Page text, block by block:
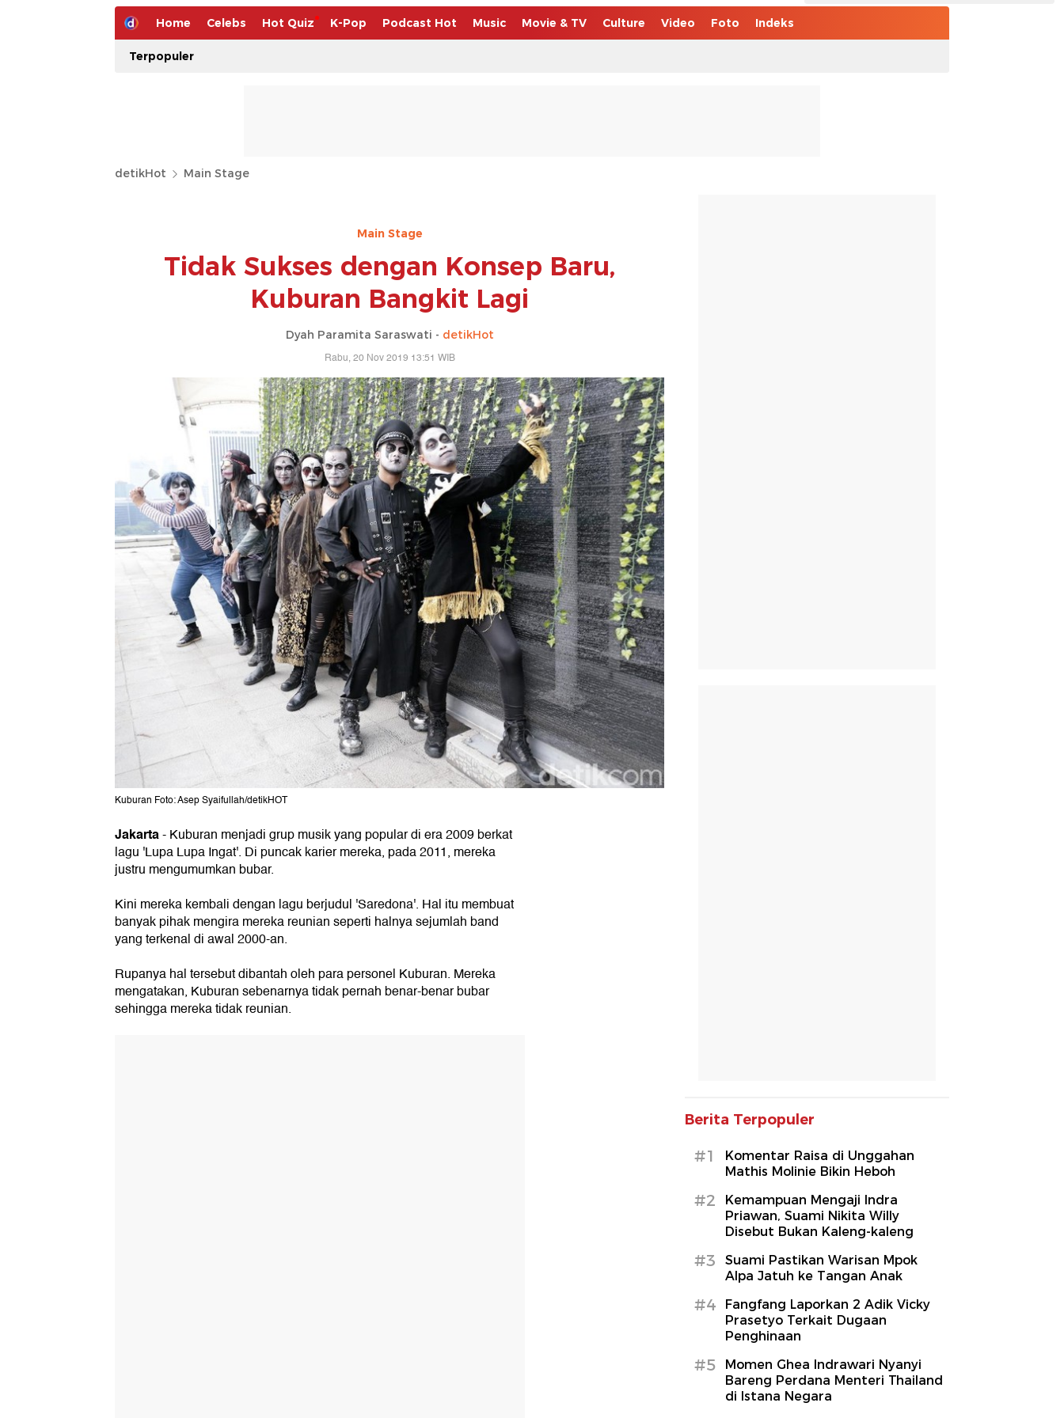
Home Celebs Hot Quiz K-Pop Podcast Hot Music Movie & TV Culture Video Foto Indeks
Terpopuler
detikHot Main Stage
Main Stage
Tidak Sukses dengan Konsep Baru,
Kuburan Bangkit Lagi
Dyah Paramita Saraswati - detikHot
Rabu, 20 Nov 2019 13:51 WIB
Kuburan Foto: Asep Syaifullah/detikHOT
Jakarta- Kuburan menjadi grup musik yang popular di era 2009 berkat
lagu 'Lupa Lupa Ingat'. Di puncak karier mereka, pada 2011, mereka
justru mengumumkan bubar.
Kini mereka kembali dengan lagu berjudul 'Saredona'. Hal itu membuat
banyak pihak mengira mereka reunian seperti halnya sejumlah band
yang terkenal di awal 2000-an.
Rupanya hal tersebut dibantah oleh para personel Kuburan. Mereka
mengatakan, Kuburan sebenarnya tidak pernah benar-benar bubar
sehingga mereka tidak reunian.
Berita Terpopuler
#1
Komentar Raisa di Unggahan
Mathis Molinie Bikin Heboh
#2
Kemampuan Mengaji Indra
Priawan, Suami Nikita Willy
Disebut Bukan Kaleng-kaleng
#3
Suami Pastikan Warisan Mpok
Alpa Jatuh ke Tangan Anak
#4
Fangfang Laporkan 2 Adik Vicky
Prasetyo Terkait Dugaan
Penghinaan
#5
Momen Ghea Indrawari Nyanyi
Bareng Perdana Menteri Thailand
di Istana Negara